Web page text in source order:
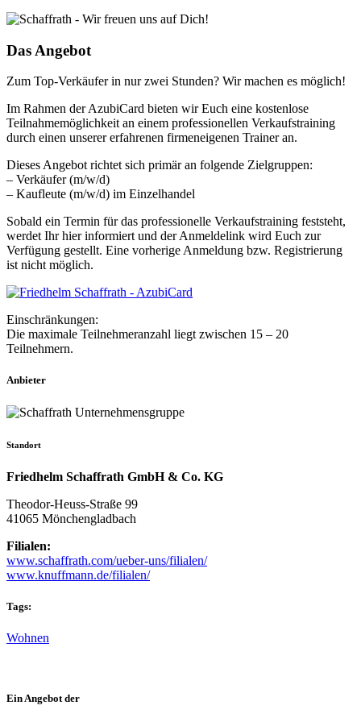
Das Angebot
Zum Top-Verkäufer in nur zwei Stunden? Wir machen es möglich!
Im Rahmen der AzubiCard bieten wir Euch eine kostenlose
Teilnahmemöglichkeit an einem professionellen Verkaufstraining
durch einen unserer erfahrenen firmeneigenen Trainer an.
Dieses Angebot richtet sich primär an folgende Zielgruppen:
– Verkäufer (m/w/d)
– Kaufleute (m/w/d) im Einzelhandel
Sobald ein Termin für das professionelle Verkaufstraining feststeht,
werdet Ihr hier informiert und der Anmeldelink wird Euch zur
Verfügung gestellt. Eine vorherige Anmeldung bzw. Registrierung
ist nicht möglich.
Einschränkungen:
Die maximale Teilnehmeranzahl liegt zwischen 15 – 20
Teilnehmern.
Anbieter
Standort
Friedhelm Schaffrath GmbH & Co. KG
Theodor-Heuss-Straße 99
41065 Mönchengladbach
Filialen:
www.schaffrath.com/ueber-uns/filialen/
www.knuffmann.de/filialen/
Tags:
Wohnen
Ein Angebot der